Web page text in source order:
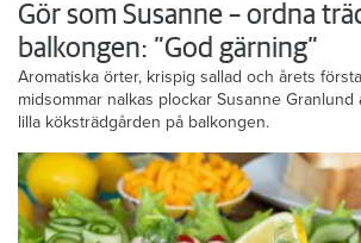
Gör som Susanne – ordna
balkongen: ”God gärning”
Aromatiska örter, krispig sallad och årets
midsommar nalkas plockar Susanne
lilla köksträdgården på balkongen.